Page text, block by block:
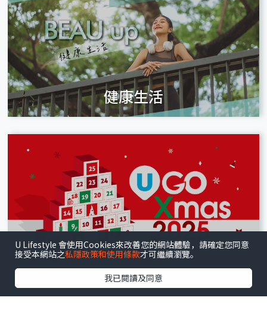
健康生活
U GO Xmas 2025
U Lifestyle 會使用Cookies來改善您的網站體驗，請確定您同意
接受本網站之私隱政策和使用條款才可繼續瀏覽。
我已閱讀及同意